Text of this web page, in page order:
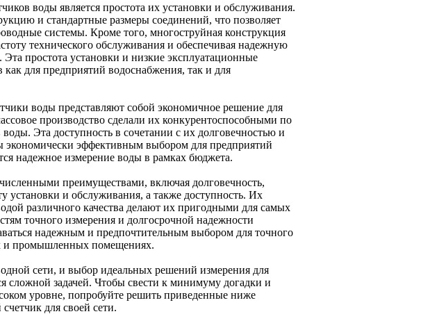
воды является простота их установки и обслуживания.
и стандартные размеры соединений, что позволяет
системы. Кроме того, многоструйная конструкция
технического обслуживания и обеспечивая надежную
простота установки и низкие эксплуатационные
для предприятий водоснабжения, так и для
воды представляют собой экономичное решение для
производство сделали их конкурентоспособными по
Эта доступность в сочетании с их долговечностью и
экономически эффективным выбором для предприятий
надежное измерение воды в рамках бюджета.
преимуществами, включая долговечность,
установки и обслуживания, а также доступность. Их
различного качества делают их пригодными для самых
точного измерения и долгосрочной надежности
надежным и предпочтительным выбором для точного
и промышленных помещениях.
сети, и выбор идеальных решений измерения для
сложной задачей. Чтобы свести к минимуму догадки и
уровне, попробуйте решить приведенные ниже
для своей сети.